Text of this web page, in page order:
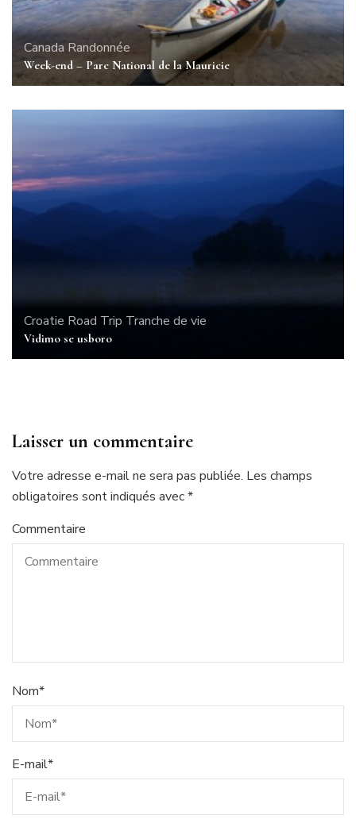
Canada Randonnée
Week-end – Parc National de la Mauricie
Croatie Road Trip Tranche de vie
Vidimo se usboro
Laisser un commentaire
Votre adresse e-mail ne sera pas publiée. Les champs
obligatoires sont indiqués avec*
Commentaire
Nom*
E-mail*